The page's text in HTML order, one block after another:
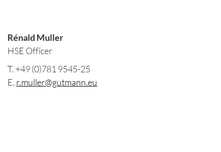
Rénald Muller
HSE Officer
T. +49 (0)781 9545-25
E. r.muller@gutmann.eu